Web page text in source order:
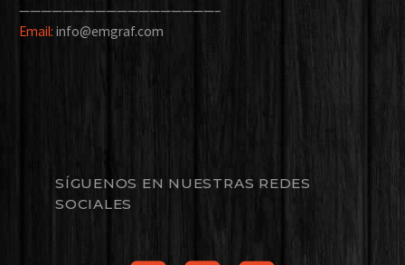
——————————————————–
Email: info@emgraf.com
SÍGUENOS EN NUESTRAS REDES
SOCIALES